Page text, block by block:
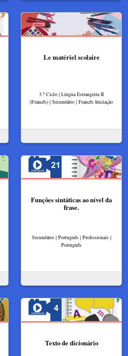
Le matériel scolaire
3.º Ciclo | Língua Estrangeira II
(Francês) | Secundário | Francês Iniciação
Funções sintáticas ao nível da
frase.
Secundário | Português | Profissionais |
Português
Texto de dicionário